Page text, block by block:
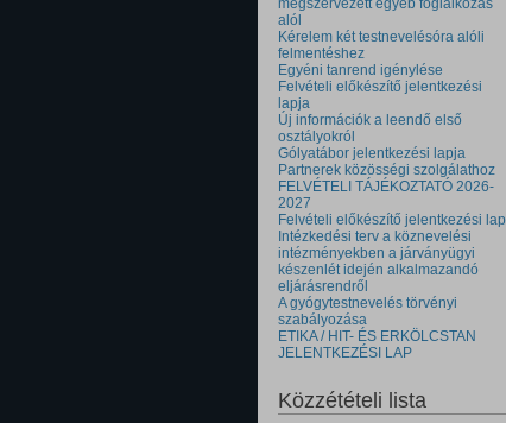
megszervezett egyéb foglalkozás
alól
Kérelem két testnevelésóra alóli
felmentéshez
Egyéni tanrend igénylése
Felvételi előkészítő jelentkezési
lapja
Új információk a leendő első
osztályokról
Gólyatábor jelentkezési lapja
Partnerek közösségi szolgálathoz
FELVÉTELI TÁJÉKOZTATÓ 2026-
2027
Felvételi előkészítő jelentkezési lap
Intézkedési terv a köznevelési
intézményekben a járványügyi
készenlét idején alkalmazandó
eljárásrendről
A gyógytestnevelés törvényi
szabályozása
ETIKA / HIT- ÉS ERKÖLCSTAN
JELENTKEZÉSI LAP
Közzétételi lista